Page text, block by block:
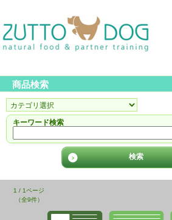
商品検索
キーワード検索
1 / 1ページ
（全9件）